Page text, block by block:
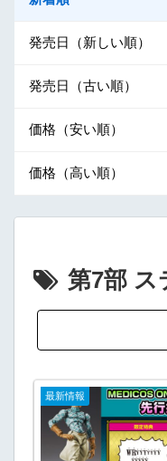
発売日（新しい順）
発売日（古い順）
価格（安い順）
価格（高い順）
第7部 ス
最新情報